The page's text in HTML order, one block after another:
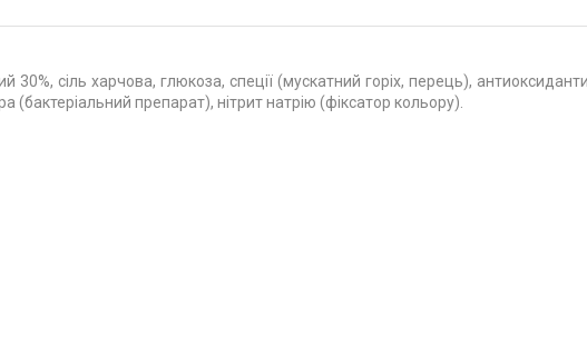
сіль харчова, глюкоза, спеції (мускатний горіх, перець),
(бактеріальний препарат), нітрит натрію (фіксатор кольору).